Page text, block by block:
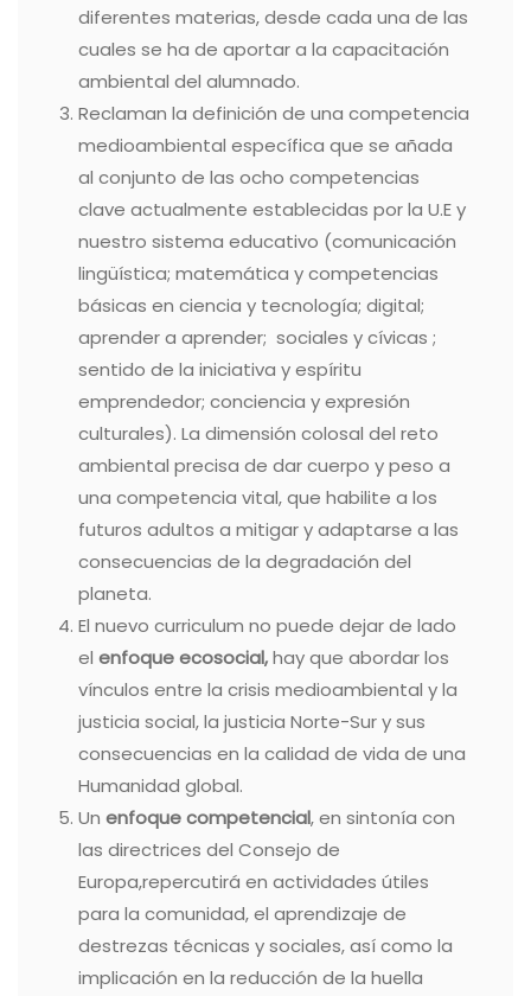
diferentes materias, desde cada una de las
cuales se ha de aportar a la capacitación
ambiental del alumnado.
Reclaman la definición de una competencia
medioambiental específica que se añada
al conjunto de las ocho competencias
clave actualmente establecidas por la U.E y
nuestro sistema educativo (comunicación
lingüística; matemática y competencias
básicas en ciencia y tecnología; digital;
aprender a aprender; sociales y cívicas ;
sentido de la iniciativa y espíritu
emprendedor; conciencia y expresión
culturales). La dimensión colosal del reto
ambiental precisa de dar cuerpo y peso a
una competencia vital, que habilite a los
futuros adultos a mitigar y adaptarse a las
consecuencias de la degradación del
planeta.
El nuevo curriculum no puede dejar de lado
el enfoque ecosocial,hay que abordar los
vínculos entre la crisis medioambiental y la
justicia social, la justicia Norte-Sur y sus
consecuencias en la calidad de vida de una
Humanidad global.
Un enfoque competencial, en sintonía con
las directrices del Consejo de
Europa,repercutirá en actividades útiles
para la comunidad, el aprendizaje de
destrezas técnicas y sociales, así como la
implicación en la reducción de la huella